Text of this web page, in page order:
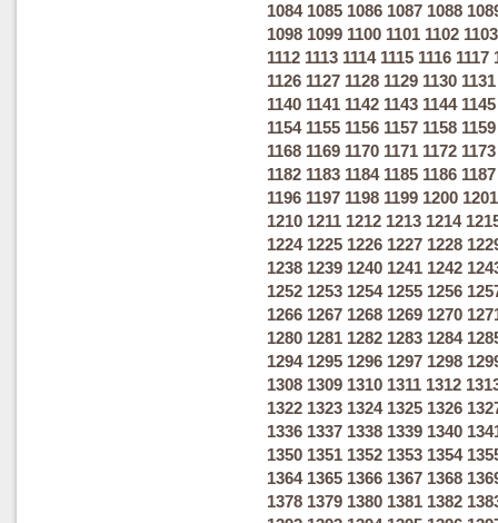
1084 1085 1086 1087 1088
1098 1099 1100 1101 1102 1103
1112 1113 1114 1115 1116 1117
1126 1127 1128 1129 1130 1131
1140 1141 1142 1143 1144 1145
1154 1155 1156 1157 1158 1159
1168 1169 1170 1171 1172 1173
1182 1183 1184 1185 1186 1187
1196 1197 1198 1199 1200 1201
1210 1211 1212 1213 1214
1224 1225 1226 1227 1228
1238 1239 1240 1241 1242
1252 1253 1254 1255 1256
1266 1267 1268 1269 1270
1280 1281 1282 1283 1284
1294 1295 1296 1297 1298
1308 1309 1310 1311 1312
1322 1323 1324 1325 1326
1336 1337 1338 1339 1340
1350 1351 1352 1353 1354
1364 1365 1366 1367 1368
1378 1379 1380 1381 1382